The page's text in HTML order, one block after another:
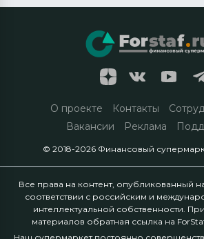
О проекте Контакты
Вакансии
Реклама
© 2018-2026 Финансовый
Все права на контент, опубликованный
соответствии с российским и
интеллектуальной собственности.
материалов обратная ссылка на